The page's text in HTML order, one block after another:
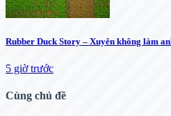
Rubber Duck Story – Xuyên không làm
5 giờ trước
Cùng chủ đề